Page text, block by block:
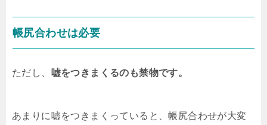
帳尻合わせは必要
ただし、 嘘をつきまくるのも禁物です。
あまりに嘘をつきまくっていると、帳尻合わせが大変